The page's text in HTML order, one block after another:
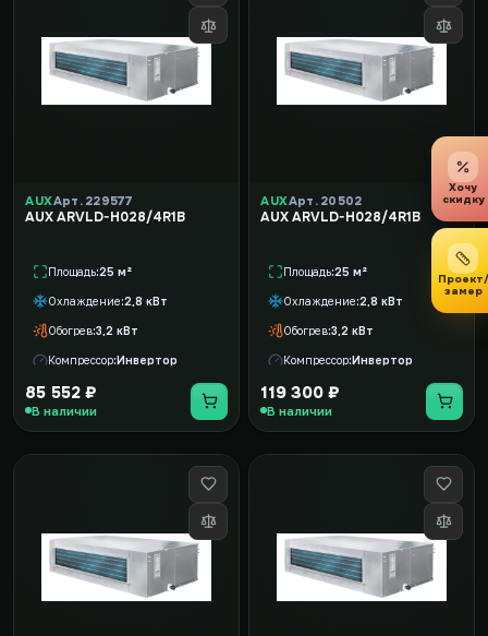
AUXАрт. 229577
AUX ARVLD-H028/4R1B
Площадь 25 м²
Охлаждение 2,8 кВт
Обогрев 3,2 кВт
Компрессор Инвертор
85 552 ₽
В наличии
AUXАрт. 20502
AUX ARVLD-H028/4R1B
Площадь 25 м²
Охлаждение 2,8 кВт
Обогрев 3,2 кВт
Компрессор Инвертор
119 300 ₽
В наличии
Хочу
скидку
Проект/
замер